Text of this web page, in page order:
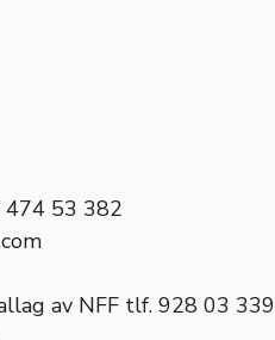
53 382
av NFF tlf. 928 03 339